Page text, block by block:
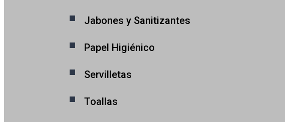
Jabones y Sanitizantes
Papel Higiénico
Servilletas
Toallas